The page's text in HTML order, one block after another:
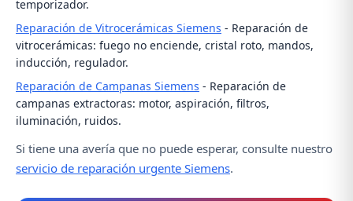
temporizador.
Reparación de Vitrocerámicas Siemens - Reparación de
vitrocerámicas: fuego no enciende, cristal roto, mandos,
inducción, regulador.
Reparación de Campanas Siemens - Reparación de
campanas extractoras: motor, aspiración, filtros,
iluminación, ruidos.
Si tiene una avería que no puede esperar, consulte nuestro
servicio de reparación urgente Siemens.